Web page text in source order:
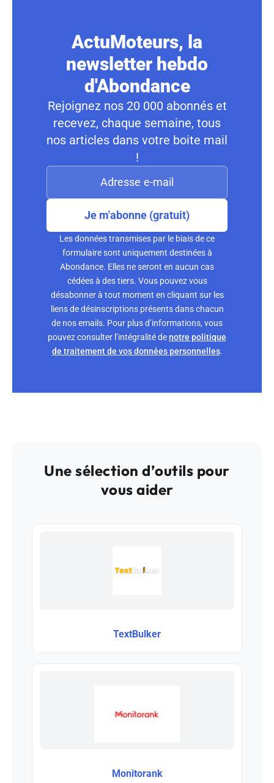
ActuMoteurs, la
newsletter hebdo
d'Abondance
Rejoignez nos 20 000 abonnés et
recevez, chaque semaine, tous
nos articles dans votre boite mail
!
Je m'abonne (gratuit)
Les données transmises par le biais de ce
formulaire sont uniquement destinées à
Abondance. Elles ne seront en aucun cas
cédées à des tiers. Vous pouvez vous
désabonner à tout moment en cliquant sur les
liens de désinscriptions présents dans chacun
de nos emails. Pour plus d’informations, vous
pouvez consulter l’intégralité denotre politique
de traitement de vos données personnelles.
Une sélection d’outils pour
vous aider
TextBulker
Monitorank